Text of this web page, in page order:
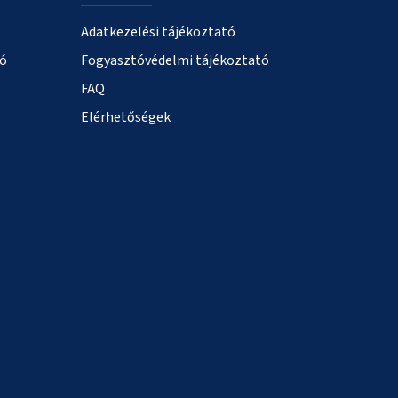
Adatkezelési tájékoztató
Fogyasztóvédelmi tájékoztató
FAQ
Elérhetőségek